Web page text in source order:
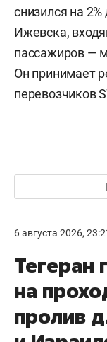
снизился на
Ижевска,
пассажиров —
Он принимает
перевозчиков
6 августа 2026,
Тегеран
на
пролив